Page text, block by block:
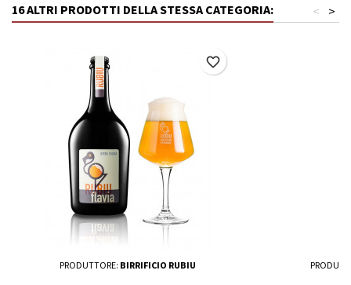
16 ALTRI PRODOTTI DELLA STESSA CATEGORIA: >
<
PRODUTTORE: BIRRIFICIO RUBIU
favorite_border